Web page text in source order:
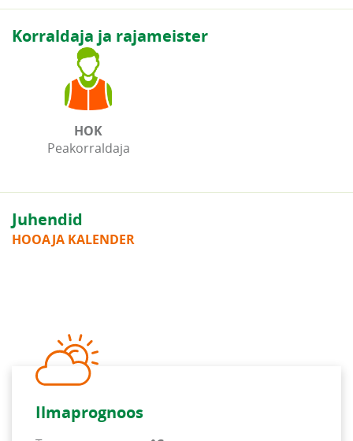
Korraldaja ja rajameister
HOK
Peakorraldaja
Juhendid
HOOAJA KALENDER
Ilmaprognoos